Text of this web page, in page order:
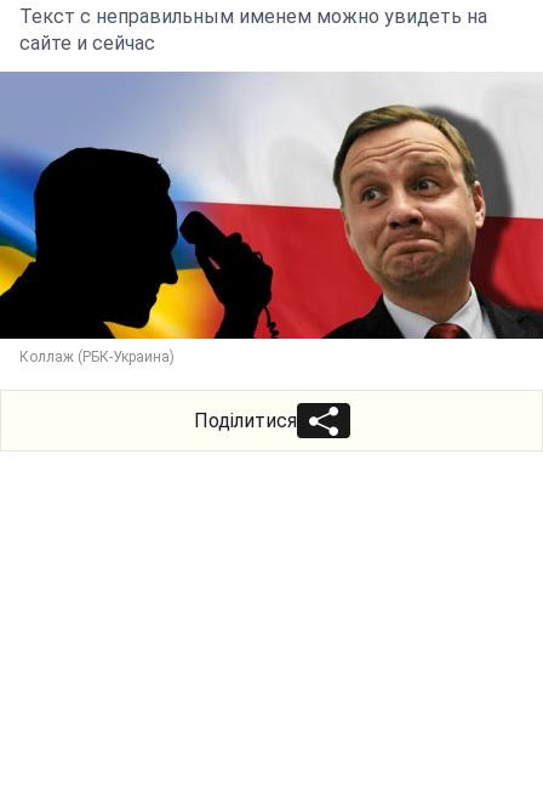
Текст с неправильным именем можно увидеть на
сайте и сейчас
Коллаж (РБК-Украина)
Поділитися